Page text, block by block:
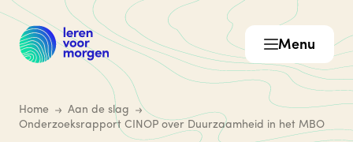
Menu
Home
Aan de slag
Onderzoeksrapport CINOP over Duurzaamheid in het MBO